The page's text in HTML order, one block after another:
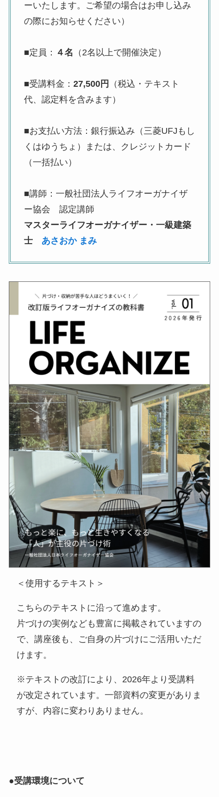
ーいたします。ご希望の場合はお申し込み
の際にお知らせください）
■定員： ４名 （2名以上で開催決定）
■受講料金： 27,500円
（税込・テキスト
代、認定料を含みます）
■お支払い方法：銀行振込み（三菱UFJもし
くはゆうちょ）または、クレジットカード
（一括払い）
■講師：一般社団法人ライフオーガナイザ
ー協会 認定講師
マスターライフオーガナイザー・一級建築
士
あさおか まみ
＜使用するテキスト＞
こちらのテキストに沿って進めます。
片づけの実例なども豊富に掲載されていますの
で、講座後も、ご自身の片づけにご活用いただ
けます。
※テキストの改訂により、2026年より受講料
が改定されています。一部資料の変更がありま
すが、内容に変わりありません。
●受講環境について